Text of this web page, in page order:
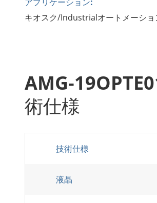
キオスク/Industrialオートメーショ
AMG-
術仕様
技術仕様
液晶